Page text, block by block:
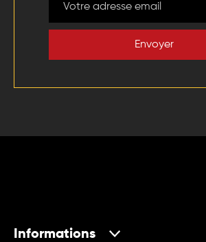
Envoyer
Informations